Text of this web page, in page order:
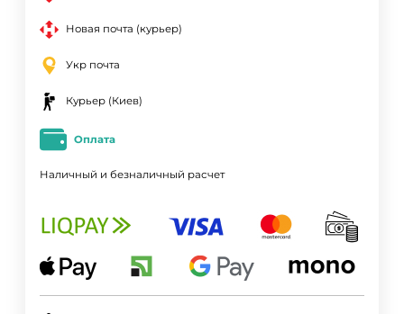
Новая почта (курьер)
Укр почта
Курьер (Киев)
Оплата
Наличный и безналичный расчет